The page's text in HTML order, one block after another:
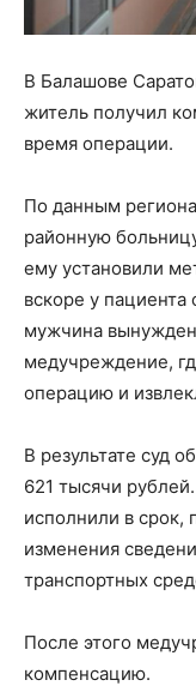
В Балашове
житель получил
время операции.
По данным
районную
ему установили
вскоре у пациента
мужчина
медучреждение,
операцию и
В результате суд
621 тысячи
исполнили в срок,
изменения
транспортных
После этого
компенсацию.